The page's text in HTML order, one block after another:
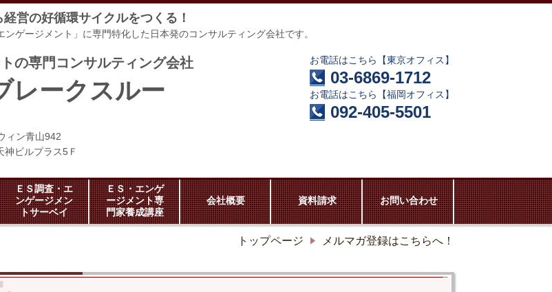
営の好循環サイクルをつくる！
ゲージメント」に専門特化した日本発のコンサルティング会社です。
の専門コンサルティング会社
レークスルー
ィン青山942
ビルプラス5Ｆ
お電話はこちら【東京オフィス】
03-6869-1712
お電話はこちら【福岡オフィス】
092-405-5501
ＥＳ調査・エ
ンゲージメン
トサーベイ
ＥＳ・エンゲ
ージメント専
門家養成講座
会社概要 資料請求 お問い合わせ
トップページ メルマガ登録はこちらへ！